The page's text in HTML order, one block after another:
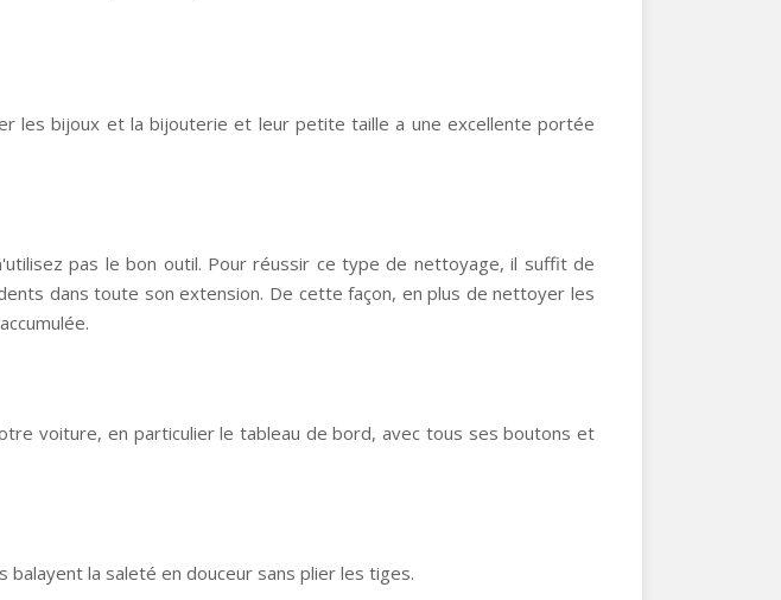
les bijoux et la bijouterie et leur petite taille a une excellente portée
pas le bon outil. Pour réussir ce type de nettoyage, il suffit de
dans toute son extension. De cette façon, en plus de nettoyer les
voiture, en particulier le tableau de bord, avec tous ses boutons et
la saleté en douceur sans plier les tiges.